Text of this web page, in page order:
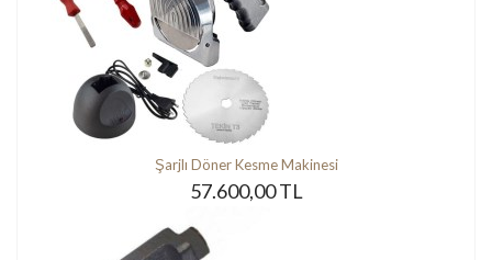
Şarjlı Döner Kesme Makinesi
57.600,00 TL